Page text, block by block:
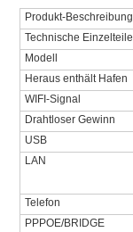
Produkt-Beschreibung
Technische Einzelteile
Modell
Heraus enthält Hafen
WIFI-Signal
Drahtloser Gewinn
USB
LAN
Telefon
PPPOE/BRIDGE